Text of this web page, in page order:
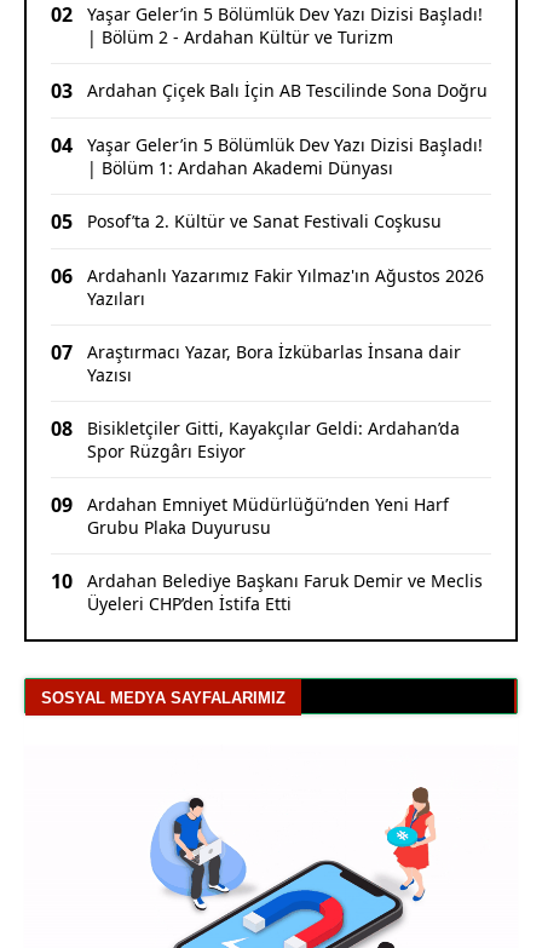
02
Yaşar Geler’in 5 Bölümlük Dev Yazı Dizisi Başladı!
| Bölüm 2 - Ardahan Kültür ve Turizm
03 Ardahan Çiçek Balı İçin AB Tescilinde Sona Doğru
04
Yaşar Geler’in 5 Bölümlük Dev Yazı Dizisi Başladı!
| Bölüm 1: Ardahan Akademi Dünyası
05 Posof’ta 2. Kültür ve Sanat Festivali Coşkusu
06
Ardahanlı Yazarımız Fakir Yılmaz'ın Ağustos 2026
Yazıları
07
Araştırmacı Yazar, Bora İzkübarlas İnsana dair
Yazısı
08
Bisikletçiler Gitti, Kayakçılar Geldi: Ardahan’da
Spor Rüzgârı Esiyor
09
Ardahan Emniyet Müdürlüğü’nden Yeni Harf
Grubu Plaka Duyurusu
10
Ardahan Belediye Başkanı Faruk Demir ve Meclis
Üyeleri CHP’den İstifa Etti
SOSYAL MEDYA SAYFALARIMIZ